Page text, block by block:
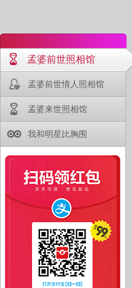
孟婆前世照相馆
孟婆前世情人照相馆
孟婆来世照相馆
我和明星比胸围